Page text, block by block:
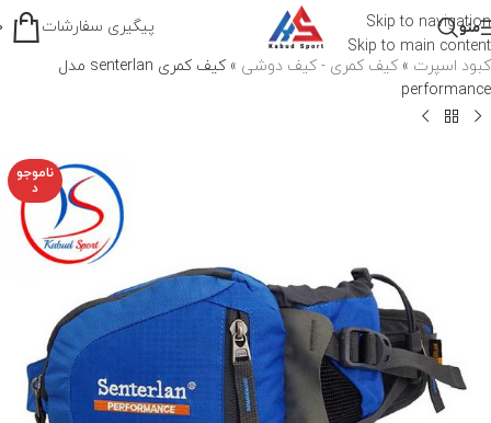
Skip to navigation
Skip to main content
منو پیگیری سفارشات
کبود اسپرت » کیف کمری - کیف دوشی »
کیف کمری senterlan مدل
performance
ناموجو
د